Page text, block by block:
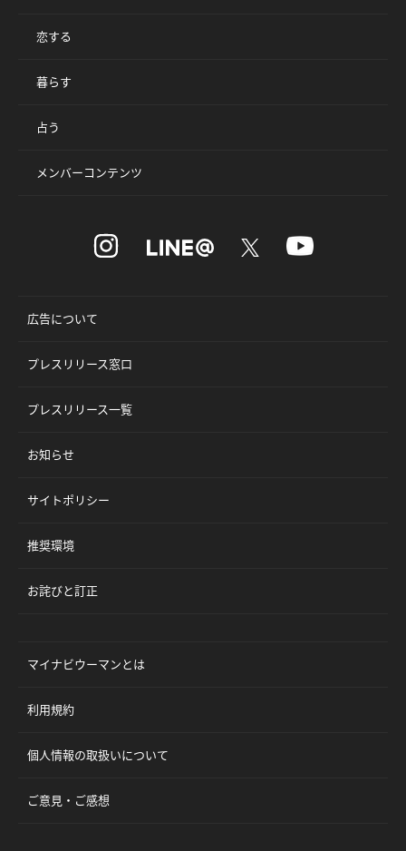
恋する
暮らす
占う
メンバーコンテンツ
広告について
プレスリリース窓口
プレスリリース一覧
お知らせ
サイトポリシー
推奨環境
お詫びと訂正
マイナビウーマンとは
利用規約
個人情報の取扱いについて
ご意見・ご感想